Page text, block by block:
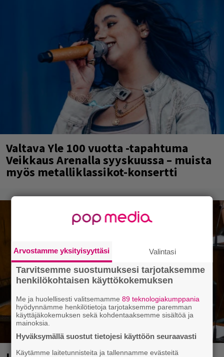
Valtava Yle 100 vuotta -tapahtuma
Veikkaus Arenalla syyskuussa – muista
myös metalliklassikot-konsertti
Arvostamme yksityisyyttäsi Valintasi
Tarvitsemme suostumuksesi tarjotaksemme
henkilökohtaisen käyttökokemuksen
Me ja huolellisesti valitsemamme89 teknologiakumppania
hyödynnämme henkilötietoja tarjotaksemme paremman
käyttäjäkokemuksen sekä kohdentaaksemme sisältöä ja
mainoksia.
Hyväksymällä suostut tietojesi käyttöön seuraavasti
Käytämme laitetunnisteita ja tallennamme evästeitä